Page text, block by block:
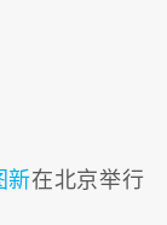
新在北京举行